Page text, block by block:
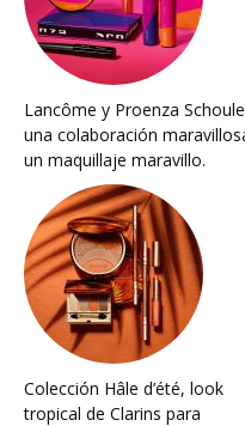
Lancôme y Proenza
una colaboración
un maquillaje maravillo.
Colección Hâle d’été, look
tropical de Clarins para